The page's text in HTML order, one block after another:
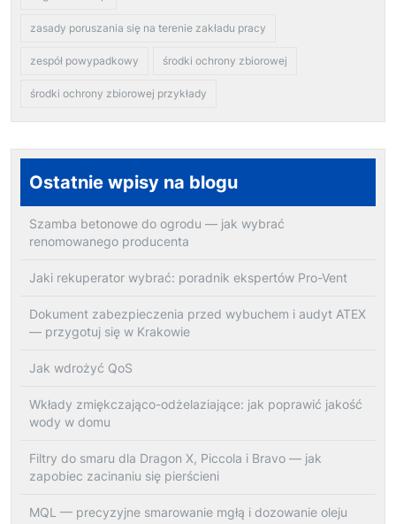
zasady poruszania się na terenie zakładu pracy
zespół powypadkowy środki ochrony zbiorowej
środki ochrony zbiorowej przykłady
Ostatnie wpisy na blogu
Szamba betonowe do ogrodu — jak wybrać
renomowanego producenta
Jaki rekuperator wybrać: poradnik ekspertów Pro-Vent
Dokument zabezpieczenia przed wybuchem i audyt ATEX
— przygotuj się w Krakowie
Jak wdrożyć QoS
Wkłady zmiękczająco-odżelaziające: jak poprawić jakość
wody w domu
Filtry do smaru dla Dragon X, Piccola i Bravo — jak
zapobiec zacinaniu się pierścieni
MQL — precyzyjne smarowanie mgłą i dozowanie oleju